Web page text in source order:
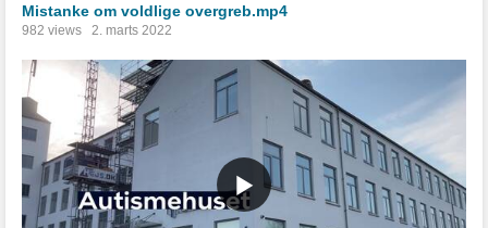
Mistanke om voldlige overgreb.mp4
982 views 2. marts 2022